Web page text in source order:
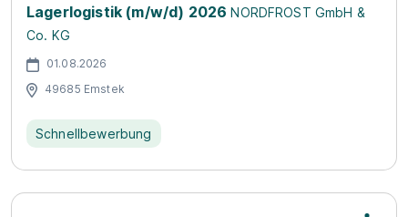
Lagerlogistik (m/w/d) 2026 NORDFROST GmbH &
Co. KG
01.08.2026
49685 Emstek
Schnellbewerbung